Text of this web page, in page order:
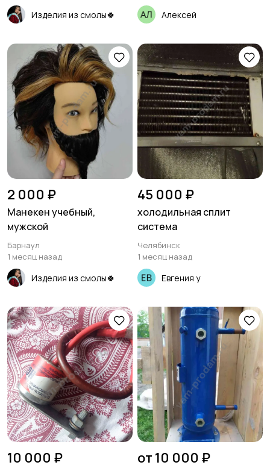
Изделия из смолы🍀 Алексей
2 000 ₽
Манекен учебный,
мужской
Барнаул
1 месяц назад
Изделия из смолы🍀
45 000 ₽
холодильная сплит
система
Челябинск
1 месяц назад
Евгения у
10 000 ₽ от 10 000 ₽